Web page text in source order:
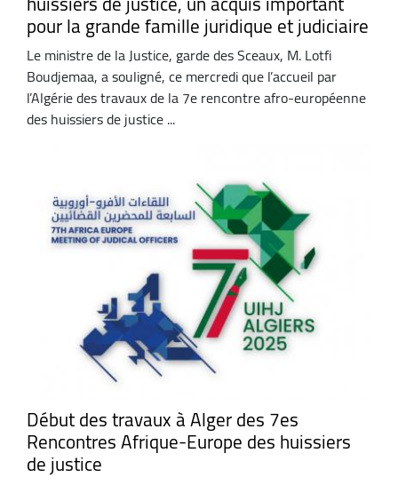
pour la grande famille juridique et judiciaire
Le ministre de la Justice, garde des Sceaux, M. Lotfi
Boudjemaa, a souligné, ce mercredi que l’accueil par
l’Algérie des travaux de la 7e rencontre afro-européenne
des huissiers de justice ...
Début des travaux à Alger des 7es
Rencontres Afrique-Europe des huissiers
de justice